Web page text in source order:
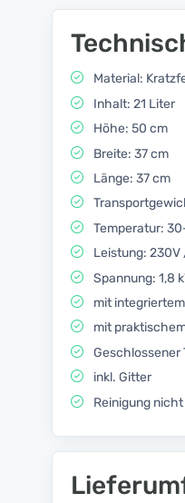
Material:
Inhalt: 21 Liter
Höhe: 50 cm
Breite: 37 cm
Länge: 37 cm
Temperatur:
Leistung: 230V
Spannung: 1,8
mit
mit
Geschlossener
inkl. Gitter
Reinigung